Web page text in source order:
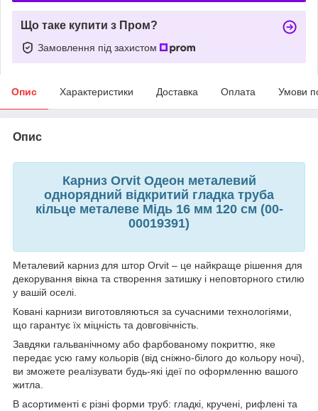
Що таке купити з Пром?
Замовлення під захистом
Опис Характеристики Доставка Оплата Умови
Опис
Карниз Orvit Одеон металевий
однорядний відкритий гладка труба
кільце металеве Мідь 16 мм 120 см (00-
00019391)
Металевий карниз для штор Orvit – це найкраще рішення для
декорування вікна та створення затишку і неповторного стилю
у вашій оселі.
Ковані карнизи виготовляються за сучасними технологіями,
що гарантує їх міцність та довговічність.
Завдяки гальванічному або фарбованому покриттю, яке
передає усю гаму кольорів (від сніжно-білого до кольору ночі),
ви зможете реалізувати будь-які ідеї по оформленню вашого
житла.
В асортименті є різні форми труб: гладкі, кручені, рифлені та